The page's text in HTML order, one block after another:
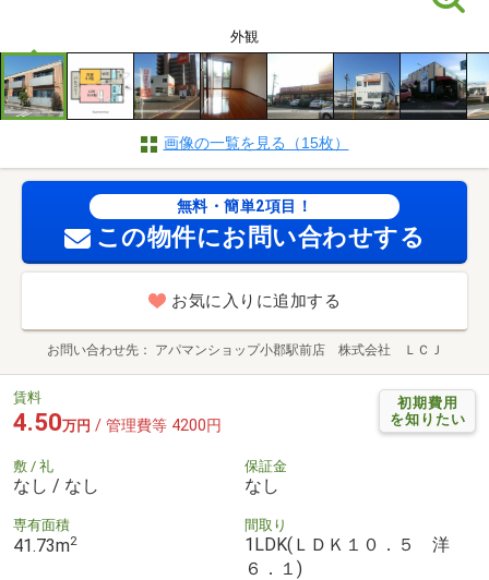
外観
画像の一覧を見る（15枚）
無料・簡単2項目！
この物件にお問い合わせする
お気に入りに追加する
お問い合わせ先 アパマンショップ小郡駅前店 株式会社 ＬＣＪ
初期費用
を知りたい
賃料
4.50万円 / 管理費等 4200円
敷 / 礼
なし / なし
保証金
なし
専有面積
41.73m2
間取り
1LDK(ＬＤＫ１０．５ 洋
６．１)